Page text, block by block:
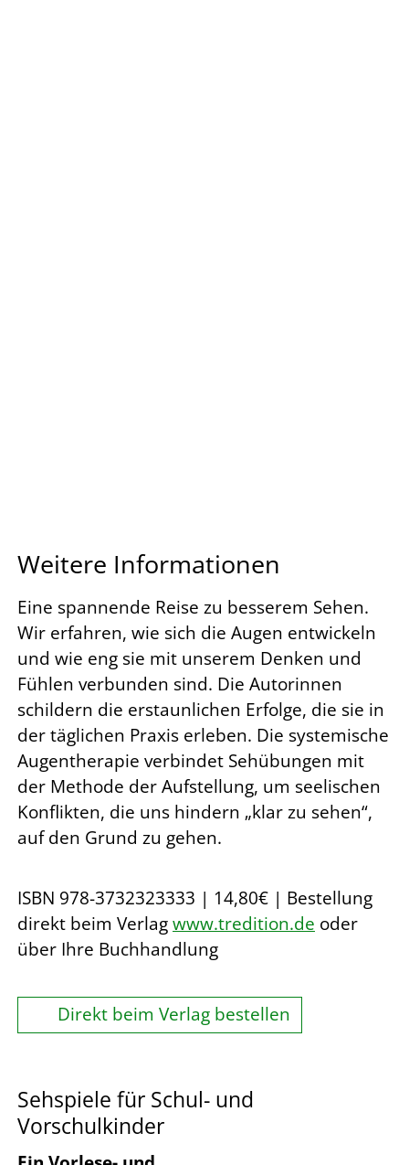
Weitere Informationen
Eine spannende Reise zu besserem Sehen.
Wir erfahren, wie sich die Augen entwickeln
und wie eng sie mit unserem Denken und
Fühlen verbunden sind. Die Autorinnen
schildern die erstaunlichen Erfolge, die sie in
der täglichen Praxis erleben. Die systemische
Augentherapie verbindet Sehübungen mit
der Methode der Aufstellung, um seelischen
Konflikten, die uns hindern „klar zu sehen“,
auf den Grund zu gehen.
ISBN 978-3732323333 | 14,80€ | Bestellung
direkt beim Verlagwww.tredition.de oder
über Ihre Buchhandlung
Direkt beim Verlag bestellen
Sehspiele für Schul- und
Vorschulkinder